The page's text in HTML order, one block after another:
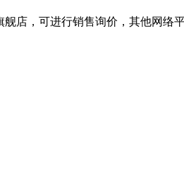
店，可进行销售询价，其他网